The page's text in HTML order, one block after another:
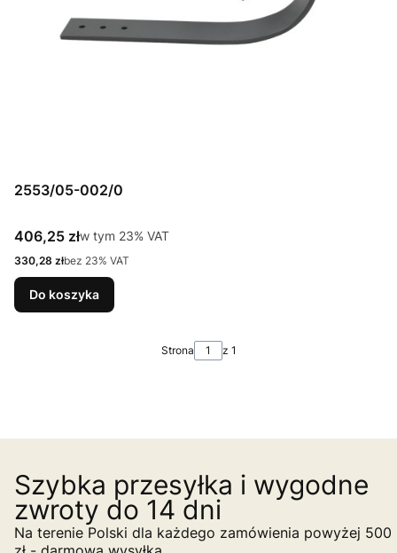
2553/05-002/0
Cena brutto
406,25 złw tym %s VAT
w tym 23% VAT
Cena netto
330,28 złbez 23% VAT
Do koszyka
Strona z 1
Szybka przesyłka i wygodne
zwroty do 14 dni
Na terenie Polski dla każdego zamówienia powyżej 500